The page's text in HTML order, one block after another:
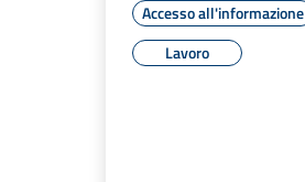
Accesso all'informazione
Lavoro